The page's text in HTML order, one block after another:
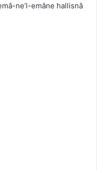
ne’l-emâne hallisnâ